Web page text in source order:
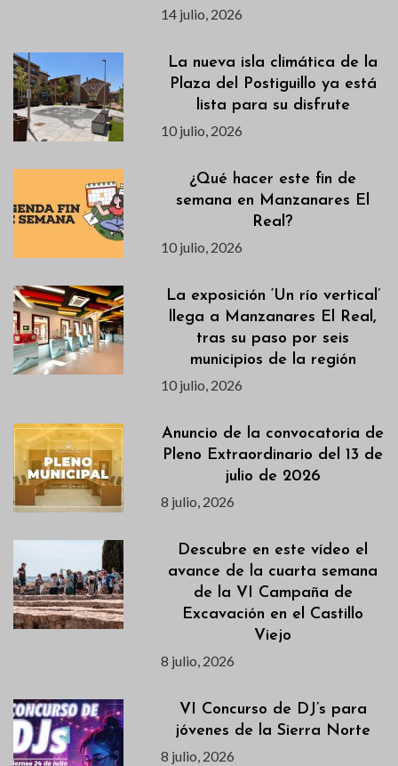
14 julio, 2026
La nueva isla climática de la
Plaza del Postiguillo ya está
lista para su disfrute
10 julio, 2026
¿Qué hacer este fin de
semana en Manzanares El
Real?
10 julio, 2026
La exposición ‘Un río vertical’
llega a Manzanares El Real,
tras su paso por seis
municipios de la región
10 julio, 2026
Anuncio de la convocatoria de
Pleno Extraordinario del 13 de
julio de 2026
8 julio, 2026
Descubre en este vídeo el
avance de la cuarta semana
de la VI Campaña de
Excavación en el Castillo
Viejo
8 julio, 2026
VI Concurso de DJ’s para
jóvenes de la Sierra Norte
8 julio, 2026